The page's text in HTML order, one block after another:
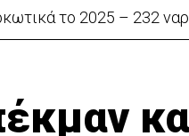
o Προύντζος -